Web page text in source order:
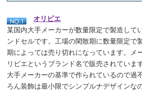
オリビエ
某国内大手メーカーが数量限定で製造して
ンドセルです。工場の閑散期に数量限定で
期によっては売り切れになっています。メ
リビエというブランド名で販売されていま
大手メーカーの基準で作られているので過
ろん装飾は最小限でシンプルナデザインな